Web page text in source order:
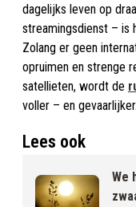
dagelijks leven op
streamingsdienst – is
Zolang er geen
opruimen en strenge
satellieten, wordt de
voller – en gevaarlijker.
Lees ook
We